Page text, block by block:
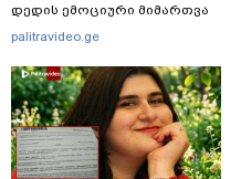
დედის ემოციური მიმართვა
palitravideo.ge